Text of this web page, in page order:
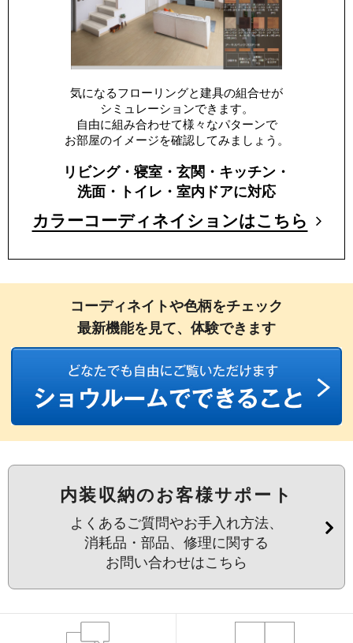
気になるフローリングと建具の組合せが
シミュレーションできます。
自由に組み合わせて様々なパターンで
お部屋のイメージを確認してみましょう。
リビング・寝室・玄関・キッチン・
洗面・トイレ・室内ドアに対応
カラーコーディネイションはこちら
コーディネイトや色柄をチェック
最新機能を見て、体験できます
内装収納のお客様サポート
よくあるご質問やお手入れ方法、
消耗品・部品、修理に関する
お問い合わせはこちら